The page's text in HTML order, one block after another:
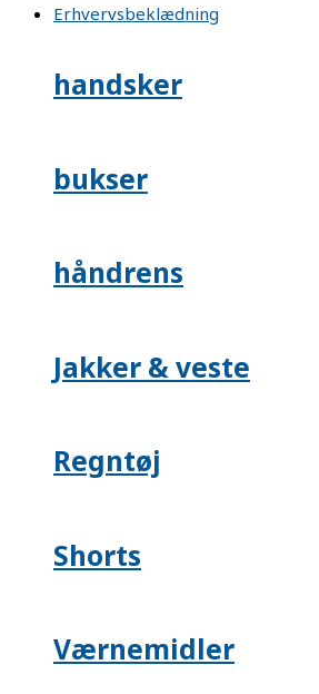
Erhvervsbeklædning
handsker
bukser
håndrens
Jakker & veste
Regntøj
Shorts
Værnemidler